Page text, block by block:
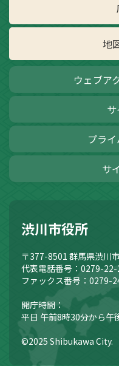
地
ウェブア
プラ
サ
渋川市役所
〒377-8501 群馬県渋川
代表電話番号：0279-
ファックス番号：0279-
開庁時間：
平日 午前8時30分から午
©2025 Shibukawa City.